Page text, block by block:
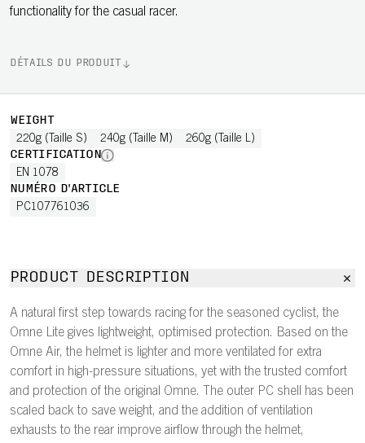
functionality for the casual racer.
DÉTAILS DU PRODUIT
WEIGHT
220g (Taille S) 240g (Taille M) 260g (Taille L)
CERTIFICATION
EN 1078
NUMÉRO D'ARTICLE
PC107761036
PRODUCT DESCRIPTION
A natural first step towards racing for the seasoned cyclist, the
Omne Lite gives lightweight, optimised protection. Based on the
Omne Air, the helmet is lighter and more ventilated for extra
comfort in high-pressure situations, yet with the trusted comfort
and protection of the original Omne. The outer PC shell has been
scaled back to save weight, and the addition of ventilation
exhausts to the rear improve airflow through the helmet,